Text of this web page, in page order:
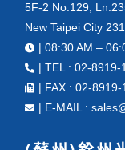
5F-2 No.129,
New Taipei City
| 08:30 AM –
| TEL : 02-8919-
| FAX : 02-8919-
| E-MAIL :